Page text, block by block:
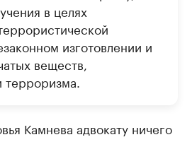
в целях
изготовлении и
веществ,
Камнева адвокату ничего